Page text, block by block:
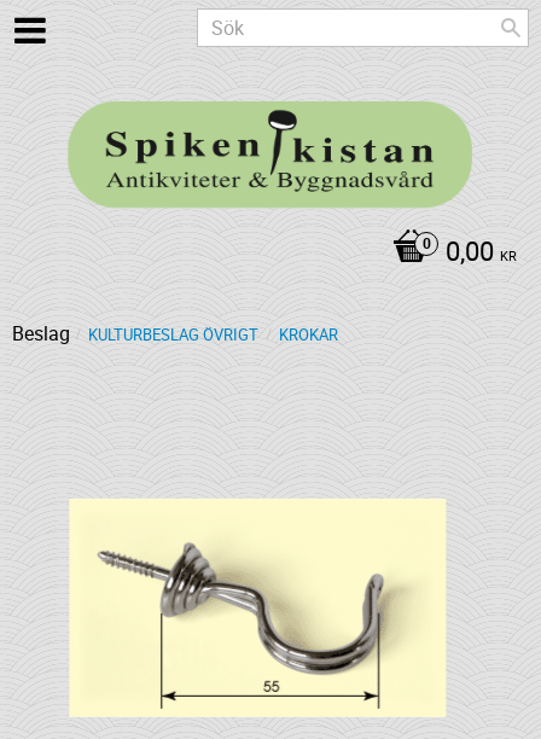
0,00 KR
Beslag KULTURBESLAG ÖVRIGT KROKAR